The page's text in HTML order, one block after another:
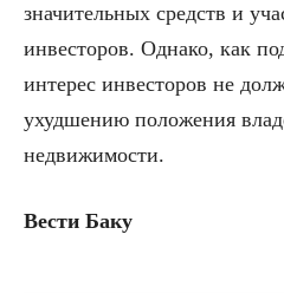
значительных средств и
инвесторов. Однако, как
интерес инвесторов не
ухудшению положения
недвижимости.
Вести Баку